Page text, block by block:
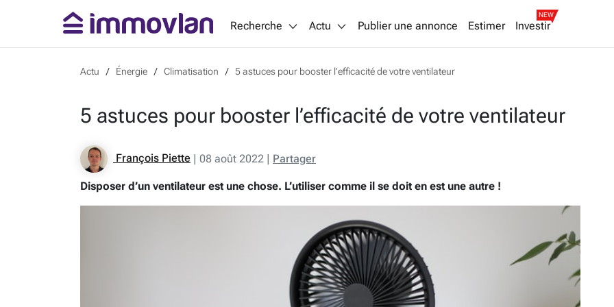
Recherche Actu Publier une annonce Estimer Investir
NEW
Actu Énergie Climatisation 5 astuces pour booster l’efficacité de votre ventilateur
5 astuces pour booster l’efficacité de votre ventilateur
François Piette | 08 août 2022 | Partager
Disposer d’un ventilateur est une chose. L’utiliser comme il se doit en est une autre !